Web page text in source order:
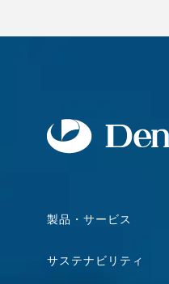
製品・サービス
サステナビリティ